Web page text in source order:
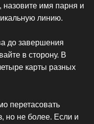
назовите имя парня и
линию.
до завершения
в сторону. В
карты разных
перетасовать
но не более. Если и